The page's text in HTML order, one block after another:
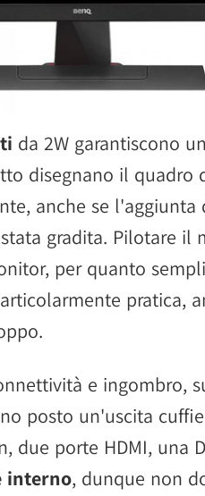
da 2W garantiscono
disegnano il quadro
anche se l'aggiunta
gradita. Pilotare il
per quanto
pratica,
e ingombro,
posto un'uscita
due porte HDMI, una
interno, dunque non